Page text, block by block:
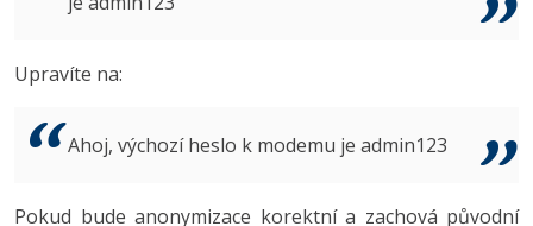
Best practices
Copywriter
WordPress specialista
Algoritmy -41%
Umělá inteligence (AI) -10%
Inkscape
Upravíte na:
Ahoj, výchozí heslo k modemu je admin123
Pokud bude anonymizace korektní a zachová původní